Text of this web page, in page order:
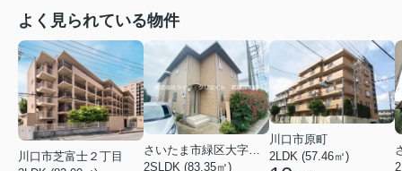
よく見られている物件
川口市芝富士２丁目
2SLDK (83.35㎡)
川口市原町
2LDK (57.46㎡)